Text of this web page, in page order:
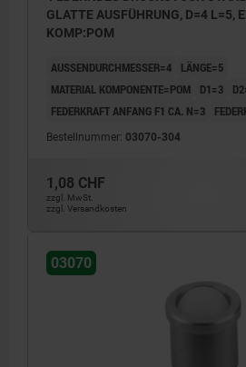
GLATTE AUSFÜHRUNG, D=4 L=5,
KOMP:POM
AUSSENDURCHMESSER=4
LÄNGE=5
MATERIAL KOMPONENTE=POM
D1=3
FEDERKRAFT ANFANG F1 CA. N=3
Bestellnummer: 03070-304
1,08 CHF
zzgl. MwSt.
zzgl. Versandkosten
03070